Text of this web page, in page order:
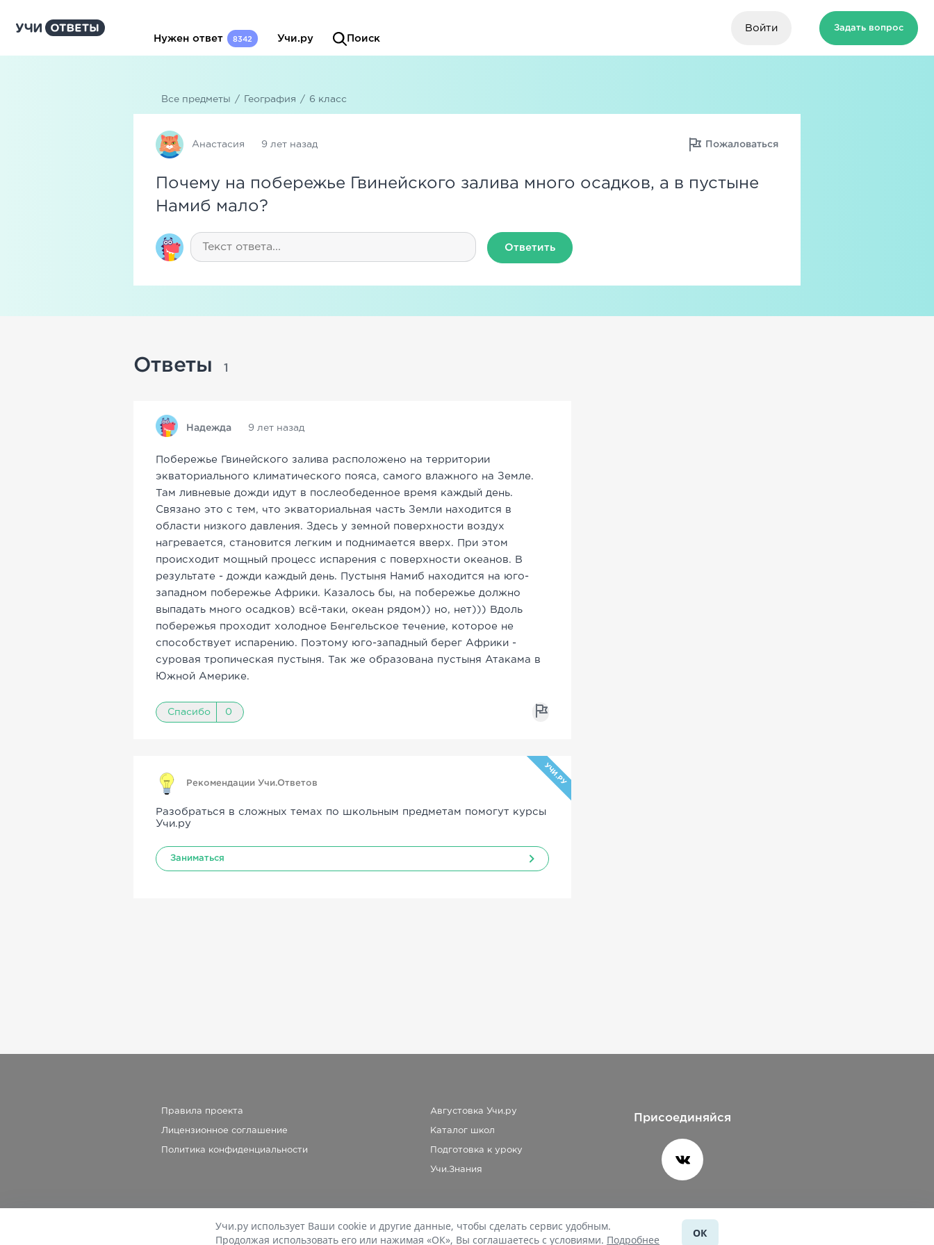
Нужен ответ 8342 Учи.ру Поиск
Войти Задать вопрос
Все предметы / География / 6 класс
Анастасия 9 лет назад Пожаловаться
Почему на побережье Гвинейского залива много осадков, а в пустыне
Намиб мало?
Ответить
Ответы 1
Надежда 9 лет назад
Побережье Гвинейского залива расположено на территории
экваториального климатического пояса, самого влажного на Земле.
Там ливневые дожди идут в послеобеденное время каждый день.
Связано это с тем, что экваториальная часть Земли находится в
области низкого давления. Здесь у земной поверхности воздух
нагревается, становится легким и поднимается вверх. При этом
происходит мощный процесс испарения с поверхности океанов. В
результате - дожди каждый день. Пустыня Намиб находится на юго-
западном побережье Африки. Казалось бы, на побережье должно
выпадать много осадков) всё-таки, океан рядом)) но, нет))) Вдоль
побережья проходит холодное Бенгельское течение, которое не
способствует испарению. Поэтому юго-западный берег Африки -
суровая тропическая пустыня. Так же образована пустыня Атакама в
Южной Америке.
Спасибо 0
Рекомендации Учи.Ответов УЧИ.РУ
Разобраться в сложных темах по школьным предметам помогут курсы
Учи.ру
Заниматься
Правила проекта
Лицензионное соглашение
Политика конфиденциальности
Августовка Учи.ру
Каталог школ
Подготовка к уроку
Учи.Знания
Присоединяйся
При копировании материалов uchi.ru/otvety ссылка на сайт обязательна.
Учи.ру использует Ваши cookie и другие данные, чтобы сделать сервис удобным.
Продолжая использовать его или нажимая «ОК», Вы соглашаетесь с условиями. Подробнее
ОК